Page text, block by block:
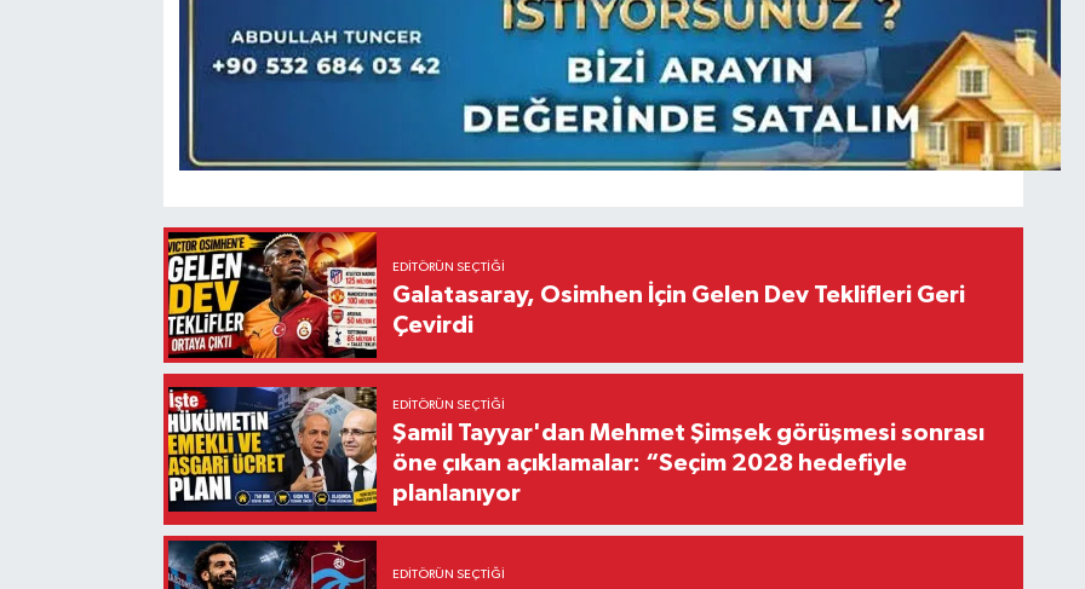
EDITÖRÜN SEÇTIĞI
Galatasaray, Osimhen İçin Gelen Dev Teklifleri Geri
Çevirdi
EDITÖRÜN SEÇTIĞI
Şamil Tayyar'dan Mehmet Şimşek görüşmesi sonrası
öne çıkan açıklamalar: “Seçim 2028 hedefiyle
planlanıyor
EDITÖRÜN SEÇTIĞI